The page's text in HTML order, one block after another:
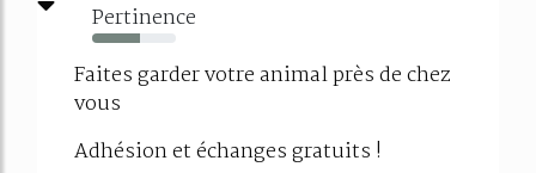
Pertinence
57%
Faites garder votre animal près de chez
vous
Adhésion et échanges gratuits !